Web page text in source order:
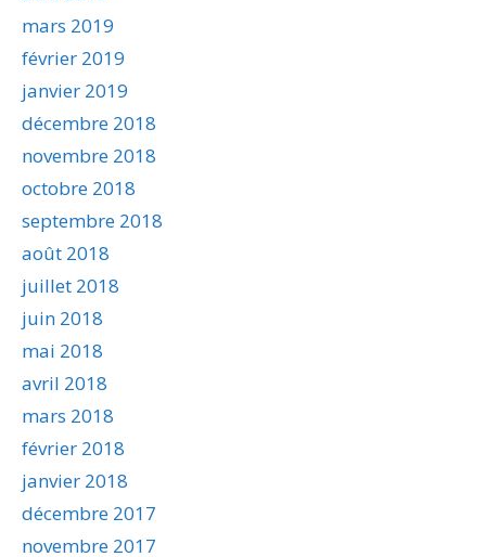
mars 2019
février 2019
janvier 2019
décembre 2018
novembre 2018
octobre 2018
septembre 2018
août 2018
juillet 2018
juin 2018
mai 2018
avril 2018
mars 2018
février 2018
janvier 2018
décembre 2017
novembre 2017